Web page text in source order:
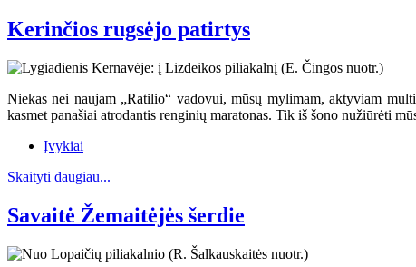
Kerinčios rugsėjo patirtys
Niekas nei naujam „Ratilio“ vadovui, mūsų mylimam, aktyviam
kasmet panašiai atrodantis renginių maratonas. Tik iš šono nužiūrėti
Įvykiai
Skaityti daugiau...
Savaitė Žemaitėjės šerdie